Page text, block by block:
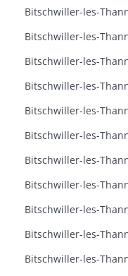
Bitschwiller-les-
Bitschwiller-les-
Bitschwiller-les-
Bitschwiller-les-
Bitschwiller-les-
Bitschwiller-les-
Bitschwiller-les-
Bitschwiller-les-
Bitschwiller-les-
Bitschwiller-les-
Bitschwiller-les-